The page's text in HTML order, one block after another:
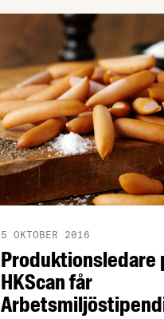
att hjälpa dig i ditt
vi en faktabank med
viktiga frågor som buller,
olyckor och tillbud,
arbetslivet, inspektioner från
Arbetsmiljöverket, och
Produktionsledare
HKScan får
5 OKTOBER 2016